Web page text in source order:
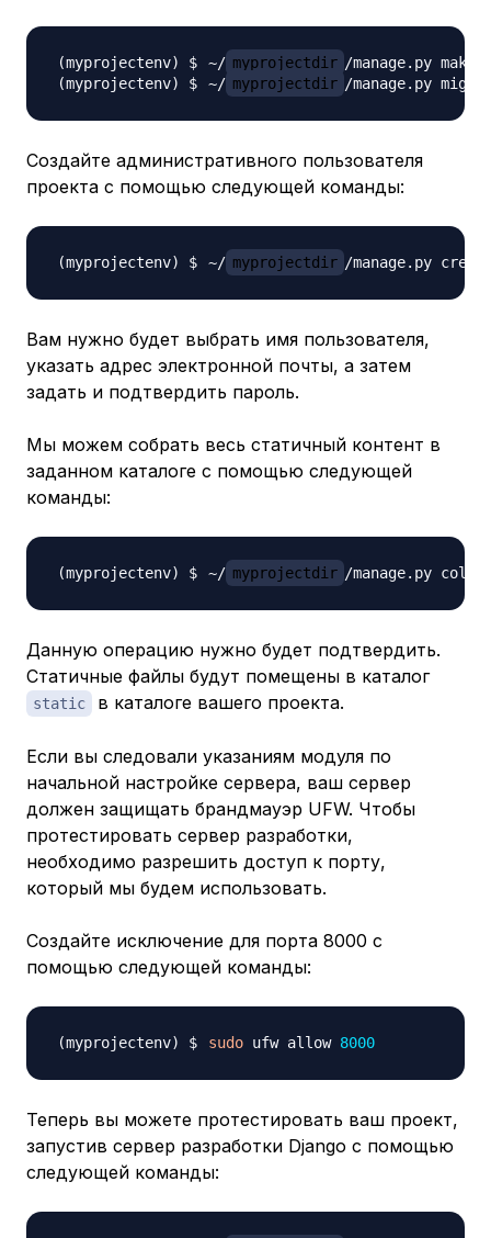
~/ myprojectdir
~/ myprojectdir
Создайте административного пользователя
проекта с помощью следующей команды:
~/ myprojectdir
Вам нужно будет выбрать имя пользователя,
указать адрес электронной почты, а затем
задать и подтвердить пароль.
Мы можем собрать весь статичный контент в
заданном каталоге с помощью следующей
команды:
~/ myprojectdir
Данную операцию нужно будет подтвердить.
Статичные файлы будут помещены в каталог
static в каталоге вашего проекта.
Если вы следовали указаниям модуля по
начальной настройке сервера, ваш сервер
должен защищать брандмауэр UFW. Чтобы
протестировать сервер разработки,
необходимо разрешить доступ к порту,
который мы будем использовать.
Создайте исключение для порта 8000 с
помощью следующей команды:
sudo ufw allow 8000
Теперь вы можете протестировать ваш проект,
запустив сервер разработки Django с помощью
следующей команды: